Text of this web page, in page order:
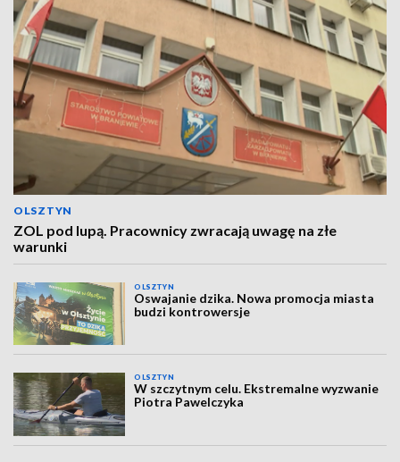
OLSZTYN
ZOL pod lupą. Pracownicy zwracają uwagę na złe
warunki
OLSZTYN
Oswajanie dzika. Nowa promocja miasta
budzi kontrowersje
OLSZTYN
W szczytnym celu. Ekstremalne wyzwanie
Piotra Pawelczyka